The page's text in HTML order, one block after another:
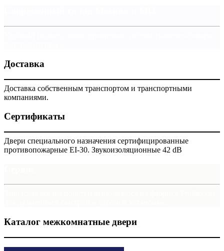
Доставка
Доставка собственным транспортом и транспортными
компаниями.
Сертификаты
Двери специального назначения сертифицированные
противопожарные EI-30. Звукоизоляционные 42 dB
Каталог межкомнатные двери